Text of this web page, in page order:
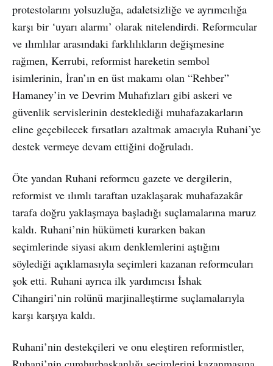
protestolarını yolsuzluğa, adaletsizliğe ve ayrımcılığa
karşı bir ‘uyarı alarmı’ olarak nitelendirdi. Reformcular
ve ılımlılar arasındaki farklılıkların değişmesine
rağmen, Kerrubi, reformist hareketin sembol
isimlerinin, İran’ın en üst makamı olan “Rehber”
Hamaney’in ve Devrim Muhafızları gibi askeri ve
güvenlik servislerinin desteklediği muhafazakarların
eline geçebilecek fırsatları azaltmak amacıyla Ruhani’ye
destek vermeye devam ettiğini doğruladı.
Öte yandan Ruhani reformcu gazete ve dergilerin,
reformist ve ılımlı taraftan uzaklaşarak muhafazakâr
tarafa doğru yaklaşmaya başladığı suçlamalarına maruz
kaldı. Ruhani’nin hükümeti kurarken bakan
seçimlerinde siyasi akım denklemlerini aştığını
söylediği açıklamasıyla seçimleri kazanan reformcuları
şok etti. Ruhani ayrıca ilk yardımcısı İshak
Cihangiri’nin rolünü marjinalleştirme suçlamalarıyla
karşı karşıya kaldı.
Ruhani’nin destekçileri ve onu eleştiren reformistler,